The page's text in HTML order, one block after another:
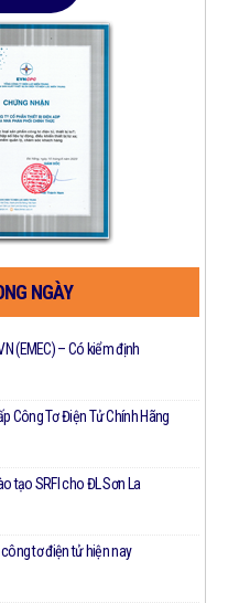
NGÀY
(EMEC) – Có kiểm định
Công Tơ Điện Tử Chính Hãng
tạo SRFI cho ĐL Sơn La
tơ điện tử hiện nay